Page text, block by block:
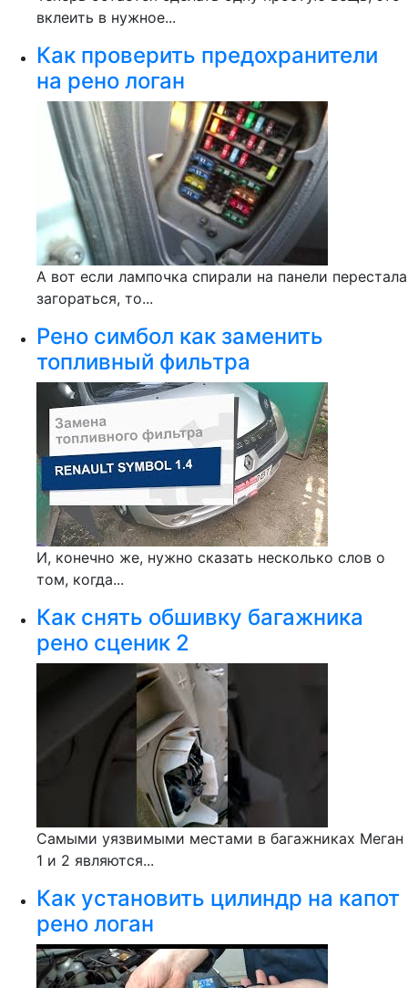
вклеить в нужное...
Как проверить предохранители
на рено логан
А вот если лампочка спирали на панели перестала
загораться, то...
Рено симбол как заменить
топливный фильтра
И, конечно же, нужно сказать несколько слов о
том, когда...
Как снять обшивку багажника
рено сценик 2
Самыми уязвимыми местами в багажниках Меган
1 и 2 являются...
Как установить цилиндр на капот
рено логан